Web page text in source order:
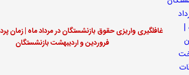
غافلگیری واریزی حقوق بازنشستگان در مرداد ماه | زمان
فروردین و اردیبهشت بازنشستگان